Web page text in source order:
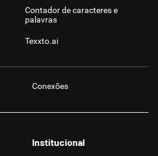
Contador de caracteres e
palavras
Texxto.ai
Conexões
Institucional